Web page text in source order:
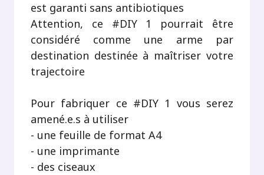
est garanti sans antibiotiques
Attention, ce #DIY 1 pourrait être
considéré comme une arme par
destination destinée à maîtriser votre
trajectoire
Pour fabriquer ce #DIY 1 vous serez
amené.e.s à utiliser
- une feuille de format A4
- une imprimante
- des ciseaux